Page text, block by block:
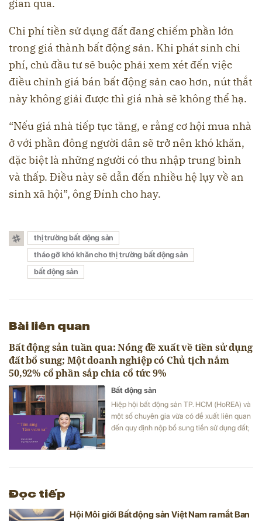
gian qua.
Chi phí tiền sử dụng đất đang chiếm phần lớn
trong giá thành bất động sản. Khi phát sinh chi
phí, chủ đầu tư sẽ buộc phải xem xét đến việc
điều chỉnh giá bán bất động sản cao hơn, nút thắt
này không giải được thì giá nhà sẽ không thể hạ.
“Nếu giá nhà tiếp tục tăng, e rằng cơ hội mua nhà
ở với phần đông người dân sẽ trở nên khó khăn,
đặc biệt là những người có thu nhập trung bình
và thấp. Điều này sẽ dẫn đến nhiều hệ lụy về an
sinh xã hội”, ông Đính cho hay.
thị trường bất động sản
tháo gỡ khó khăn cho thị trường bất động sản
bất động sản
Bài liên quan
Bất động sản tuần qua: Nóng đề xuất về tiền sử dụng
đất bổ sung; Một doanh nghiệp có Chủ tịch nắm
50,92% cổ phần sắp chia cổ tức 9%
Bất động sản
Hiệp hội bất động sản TP. HCM (HoREA) và
một số chuyên gia vừa có đề xuất liên quan
đến quy định nộp bổ sung tiền sử dụng đất;
Đọc tiếp
Hội Môi giới Bất động sản Việt Nam ra mắt Ban